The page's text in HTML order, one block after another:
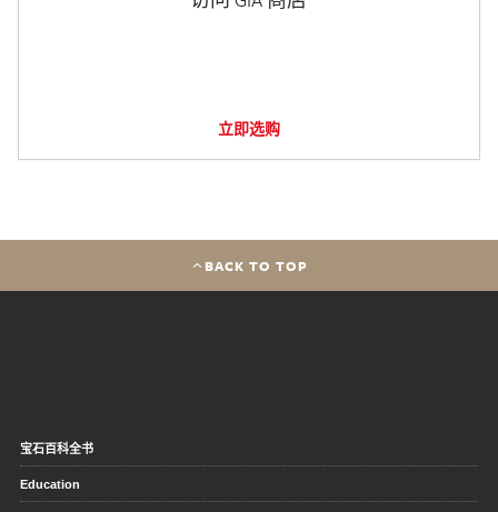
立即选购
BACK TO TOP
宝石百科全书
Education